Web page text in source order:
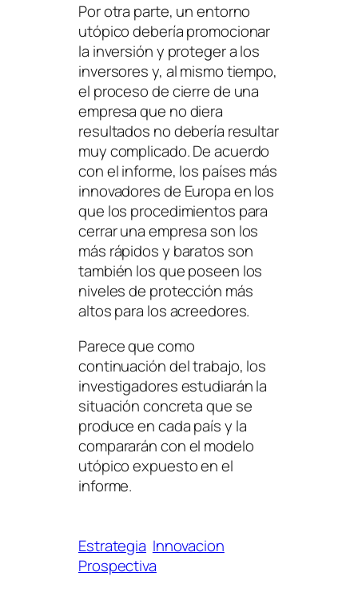
Por otra parte, un entorno
utópico debería promocionar
la inversión y proteger a los
inversores y, al mismo tiempo,
el proceso de cierre de una
empresa que no diera
resultados no debería resultar
muy complicado. De acuerdo
con el informe, los países más
innovadores de Europa en los
que los procedimientos para
cerrar una empresa son los
más rápidos y baratos son
también los que poseen los
niveles de protección más
altos para los acreedores.
Parece que como
continuación del trabajo, los
investigadores estudiarán la
situación concreta que se
produce en cada país y la
compararán con el modelo
utópico expuesto en el
informe.
Estrategia Innovacion
Prospectiva